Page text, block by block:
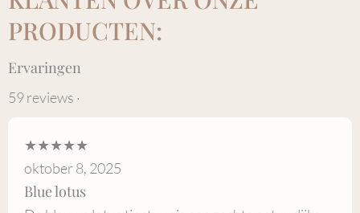
PRODUCTEN:
Ervaringen
59 reviews ·
★★★★★
oktober 8, 2025
Blue lotus